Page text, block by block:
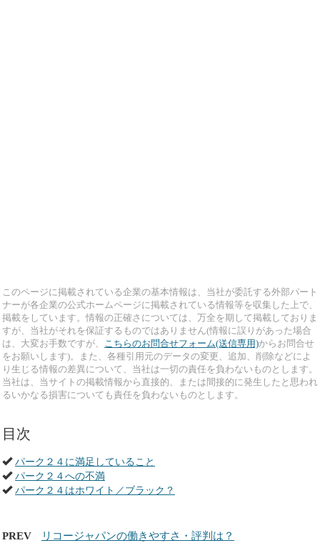
このページに掲載されている企業の基本情報は、当社が委託する外部パート
ナーが各企業の公式ホームページに掲載されている情報等を収集した上で、
掲載をしています。情報の正確さについては、万全を期して掲載しておりま
すが、当社がそれを保証するものではありません(情報に誤りがあった場合
は、大変お手数ですが、
こちらのお問合せフォーム(送信専用)からお問合せ
をお願いします)。また、各種引用元のデータの変更、追加、削除などによ
り生じる情報の差異について、当社は一切の責任を負わないものとします。
当社は、当サイトの掲載情報から直接的、または間接的に発生したと思われ
るいかなる損害についても責任を負わないものとします。
目次
パーク２４に満足していること
パーク２４への不満
パーク２４はホワイト／ブラック？
PREV
リコージャパンの働きやすさ・評判は？